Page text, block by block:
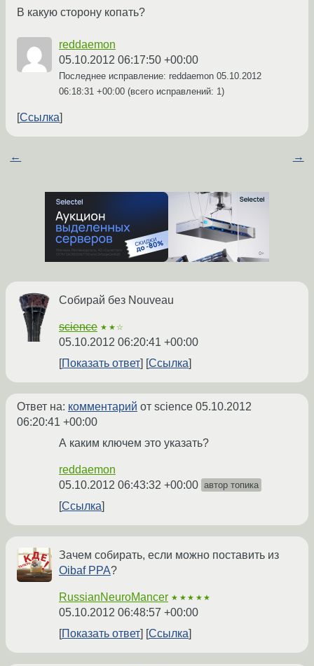
В какую сторону копать?
reddaemon
05.10.2012 06:17:50 +00:00
Последнее исправление: reddaemon 05.10.2012
06:18:31 +00:00 (всего исправлений: 1)
Ссылка
← →
Собирай без Nouveau
science ★★☆
05.10.2012 06:20:41 +00:00
Показать ответ
Ссылка
Ответ на: комментарий от science 05.10.2012
06:20:41 +00:00
А каким ключем это указать?
reddaemon
05.10.2012 06:43:32 +00:00 автор топика
Ссылка
Зачем собирать, если можно поставить из
Oibaf PPA?
RussianNeuroMancer ★★★★★
05.10.2012 06:48:57 +00:00
Показать ответ
Ссылка